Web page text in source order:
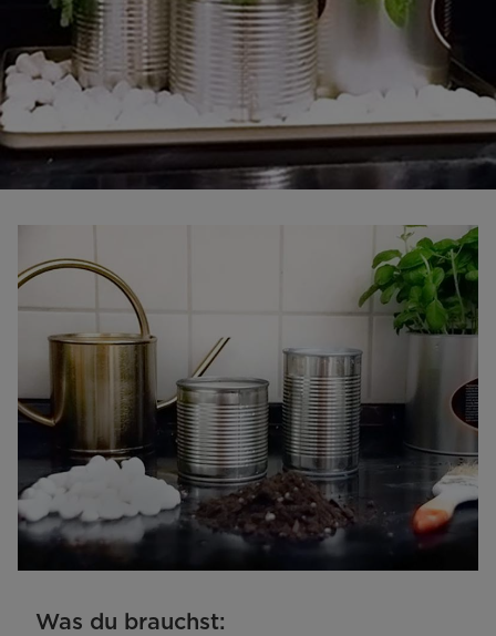
Was du brauchst: